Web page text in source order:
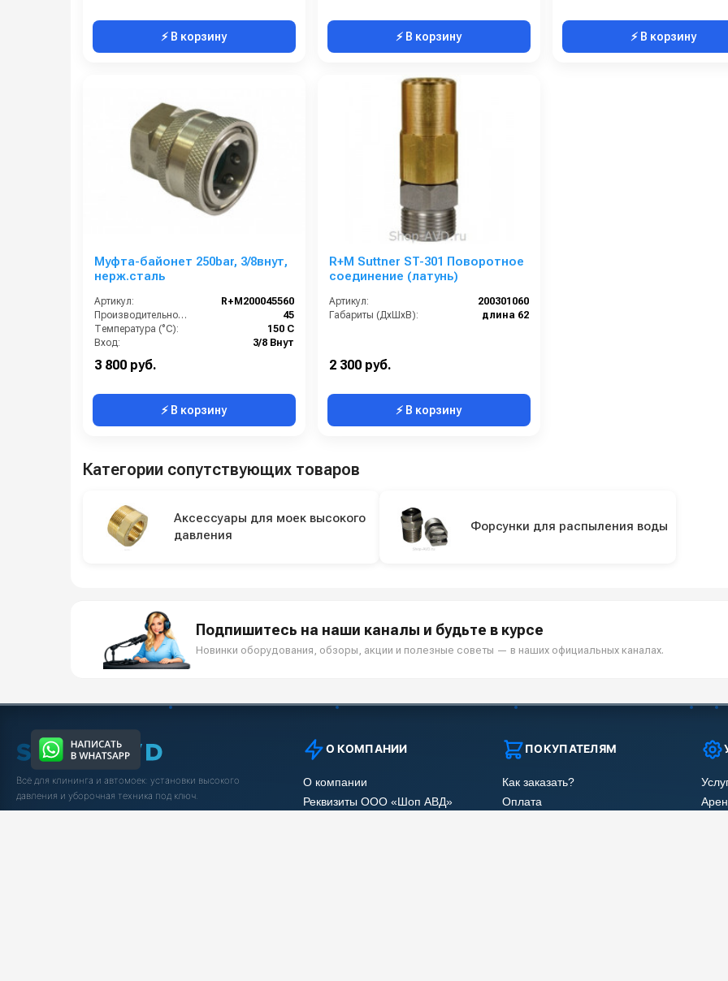
⚡ В корзину ⚡ В корзину ⚡ В корзину
Муфта-байонет 250bar, 3/8внут,
нерж.сталь
Артикул:
R+M200045560
Производительность (л/мин):
45
Температура (°C):
150 С
Вход:
3/8 Внут
3 800 руб.
⚡ В корзину
R+M Suttner ST-301 Поворотное
соединение (латунь)
Артикул:
200301060
Габариты (ДхШхВ):
длина 62
2 300 руб.
⚡ В корзину
Категории сопутствующих товаров
Аксессуары для моек высокого
давления
Форсунки для распыления воды
Подпишитесь на наши каналы и будьте в курсе
Новинки оборудования, обзоры, акции и полезные советы — в наших официальных каналах.
Всё для клининга и автомоек: установки высокого
давления и уборочная техника под ключ.
О КОМПАНИИ
О компании
Реквизиты ООО «Шоп АВД»
ПОКУПАТЕЛЯМ
Как заказать?
Оплата